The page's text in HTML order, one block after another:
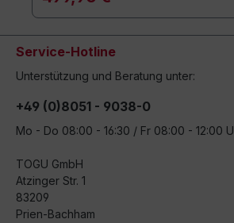
Service-Hotline
Unterstützung und Beratung unter:
+49 (0)8051 - 9038-0
Mo - Do 08:00 - 16:30 / Fr 08:00 - 12:00
TOGU GmbH
Atzinger Str. 1
83209
Prien-Bachham